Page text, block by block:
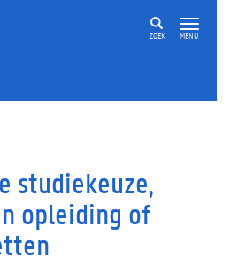
ZOEK MENU
studiekeuze,
opleiding of